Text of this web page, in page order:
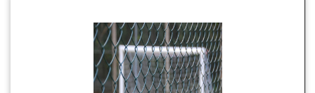
Essa área de lazer pode ser encontrada em diversos
locais, como praças, condomínios ou em outros